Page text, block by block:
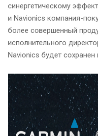
синергетическому
и Navionics компания-
более совершенный
исполнительного
Navionics будет